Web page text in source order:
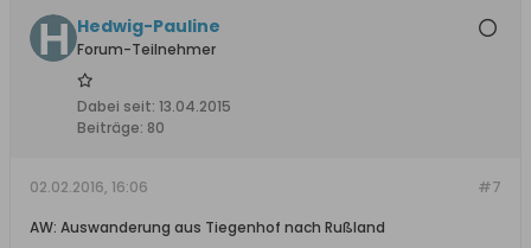
Hedwig-Pauline
Forum-Teilnehmer
Dabei seit: 13.04.2015
Beiträge: 80
#7
02.02.2016, 16:06
AW: Auswanderung aus Tiegenhof nach Rußland